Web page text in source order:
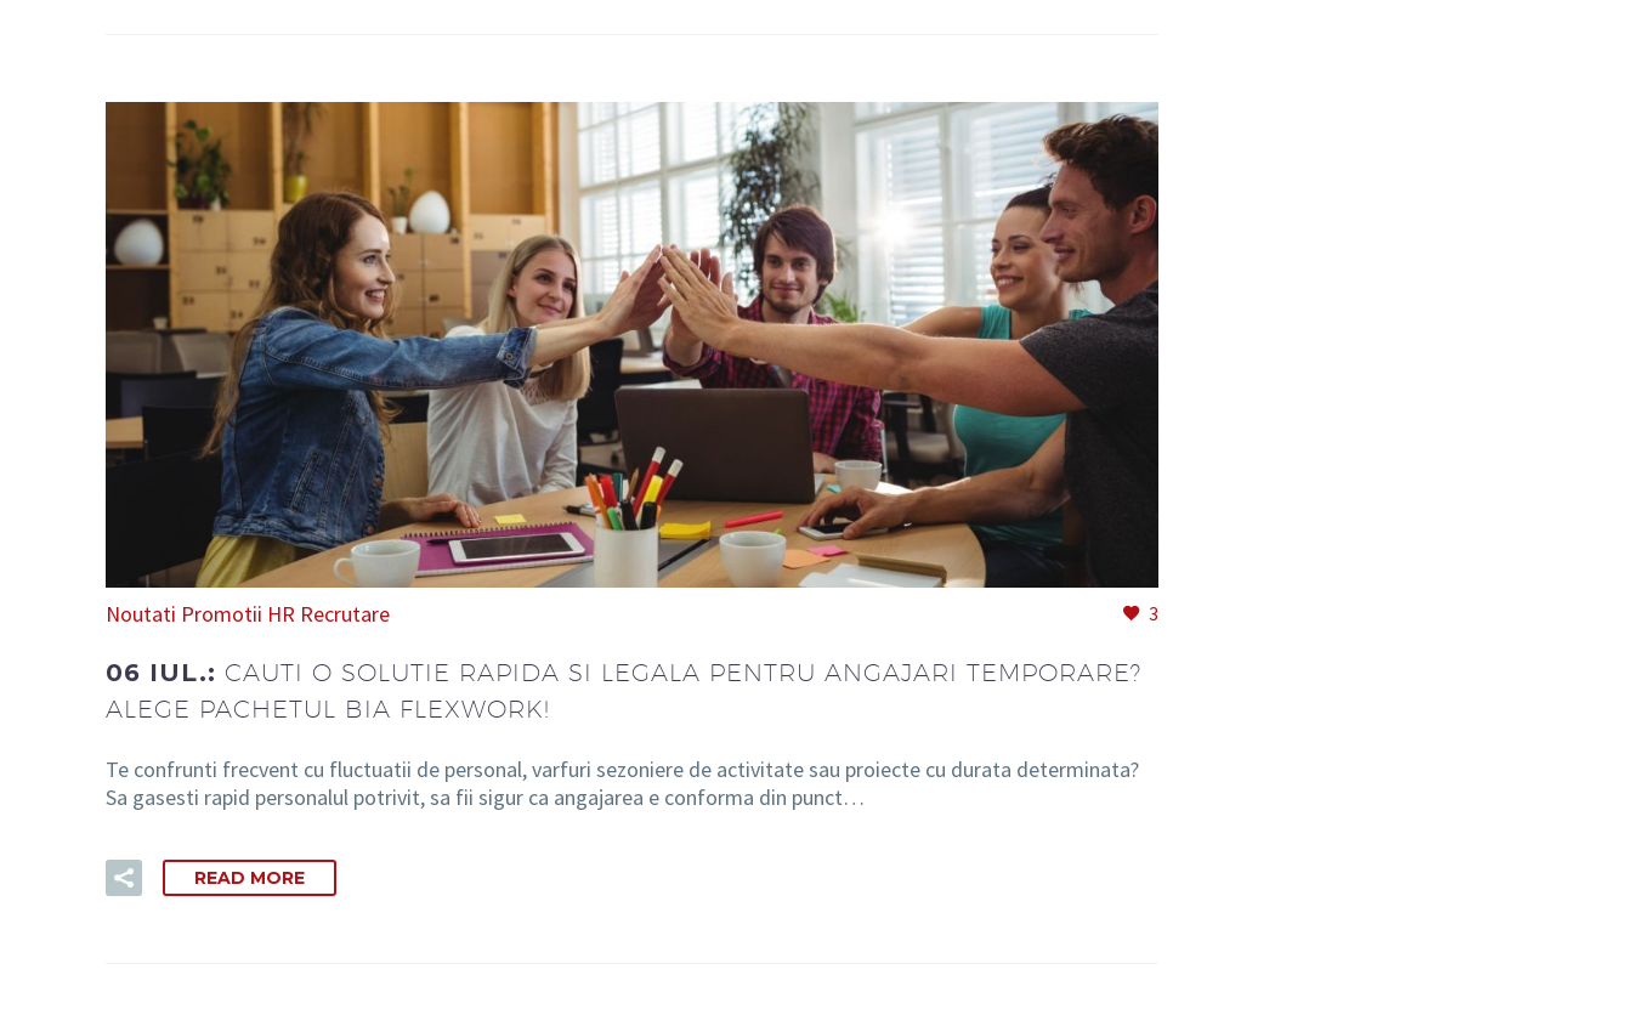
3
Noutati Promotii HR Recrutare
06 IUL.: CAUTI O SOLUTIE RAPIDA SI LEGALA PENTRU ANGAJARI TEMPORARE?
ALEGE PACHETUL BIA FLEXWORK!
Te confrunti frecvent cu fluctuatii de personal, varfuri sezoniere de activitate sau proiecte cu durata determinata?
Sa gasesti rapid personalul potrivit, sa fii sigur ca angajarea e conforma din punct…
READ MORE